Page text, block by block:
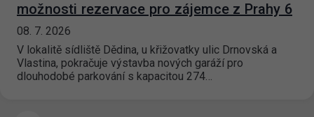
možnosti rezervace pro zájemce z Prahy 6
08. 7. 2026
V lokalitě sídliště Dědina, u křižovatky ulic Drnovská a
Vlastina, pokračuje výstavba nových garáží pro
dlouhodobé parkování s kapacitou 274…